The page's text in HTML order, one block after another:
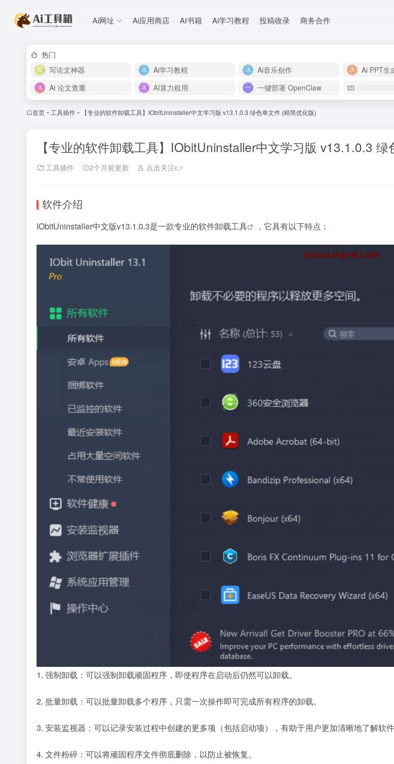
Ai网址 Ai应用商店 AI书籍 Ai学习教程 投稿收录 商务合作
热门
写论文神器
Ai学习教程 Ai音乐创作 Ai PPT生
Ai 论文查重
AI算力租用 一键部署 OpenClaw
首页 • 工具插件 • 【专业的软件卸载工具】IObitUninstaller中文学习版 v13.1.0.3 绿色单文件 (精简优化版)
【专业的软件卸载工具】IObitUninstaller中文学习版 v13.1.0.3
工具插件 2个月前更新 点击关注👉
软件介绍
IObitUninstaller中文版v13.1.0.3是一款专业的软件卸载工具 ，它具有以下特点：
1. 强制卸载：可以强制卸载顽固程序，即使程序在启动后仍然可以卸载。
2. 批量卸载：可以批量卸载多个程序，只需一次操作即可完成所有程序的卸载。
3. 安装监视器：可以记录安装过程中创建的更多项（包括启动项），有助于用户更加清晰地了解软件
4. 文件粉碎：可以将顽固程序文件彻底删除，以防止被恢复。